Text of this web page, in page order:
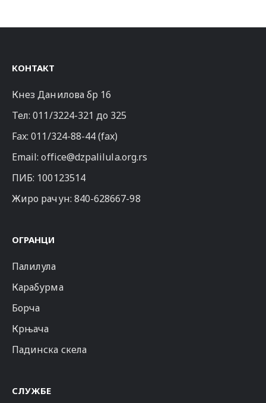
КОНТАКТ
Кнез Данилова бр 16
Тел:011/3224-321 до 325
Fax: 011/324-88-44 (fax)
Email:office@dzpalilula.org.rs
ПИБ: 100123514
Жиро рачун: 840-628667-98
ОГРАНЦИ
Палилула
Карабурма
Борча
Крњача
Падинска скела
СЛУЖБЕ